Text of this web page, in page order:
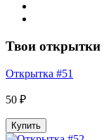
Твои открытки
Открытка #51
50 ₽
Купить